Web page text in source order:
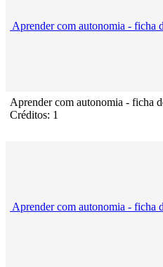
Aprender com autonomia - ficha
Aprender com autonomia - ficha
Créditos: 1
Aprender com autonomia - ficha